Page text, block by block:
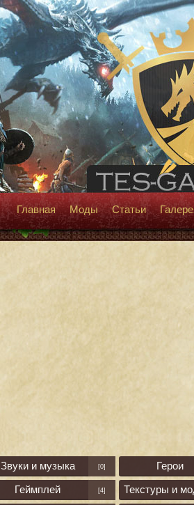
Главная Моды Статьи
Звуки и музыка [0] Герои
Геймплей [4] Текстуры и